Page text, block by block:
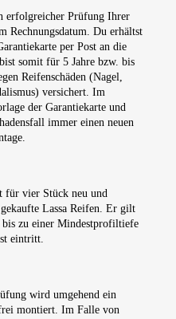
erfolgreicher Prüfung Ihrer
Rechnungsdatum. Du erhältst
per Post an die
somit für 5 Jahre bzw. bis
Reifenschäden (Nagel,
versichert. Im
der Garantiekarte und
immer einen neuen
für vier Stück neu und
Lassa Reifen. Er gilt
bis zu einer Mindestprofiltiefe
eintritt.
wird umgehend ein
montiert. Im Falle von